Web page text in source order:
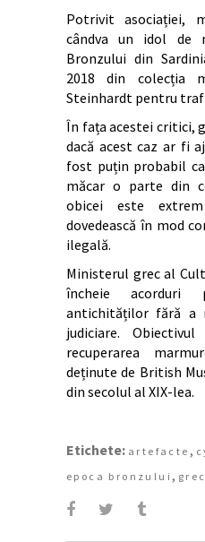
Potrivit asociației,
cândva un idol de
Bronzului din
2018 din colecția
Steinhardt pentru
În fața acestei critici,
dacă acest caz ar fi
fost puțin probabil ca
măcar o parte din
obicei este
dovedească în mod
ilegală.
Ministerul grec al
încheie acorduri
antichităților fără a
judiciare.
recuperarea
deținute de British
din secolul al XIX-lea.
Etichete: artefacte ,
epoca bronzului ,